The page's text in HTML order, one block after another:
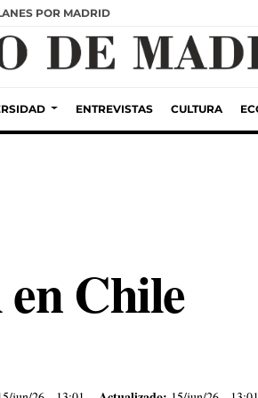
POR MADRID
ENTREVISTAS CULTURA
Chile